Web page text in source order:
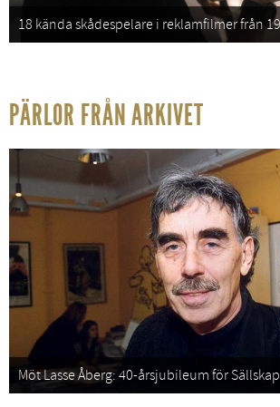
18 kända skådespelare i reklamfilmer från
PÄRLOR FRÅN ARKIVET
Möt Lasse Åberg: 40-årsjubileum för